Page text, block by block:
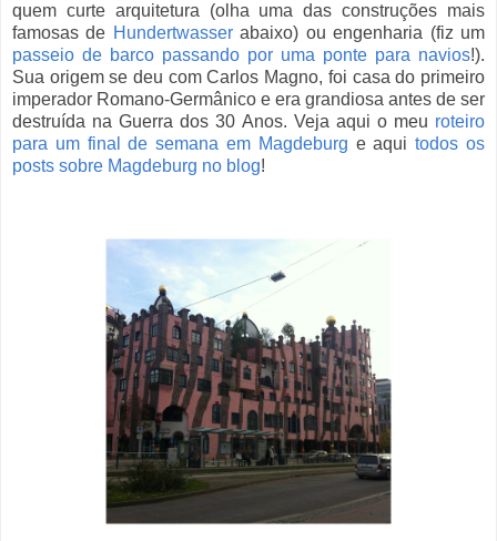
quem curte arquitetura (olha uma das construções mais
famosas de Hundertwasserabaixo) ou engenharia (fiz um
passeio de barco passando por uma ponte para navios!).
Sua origem se deu com Carlos Magno, foi casa do primeiro
imperador Romano-Germânico e era grandiosa antes de ser
destruída na Guerra dos 30 Anos. Veja aqui o meu roteiro
para um final de semana em Magdeburg e aquitodos os
posts sobre Magdeburg no blog!